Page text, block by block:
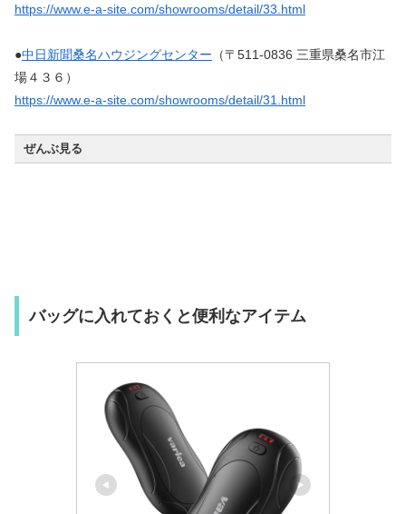
https://www.e-a-site.com/showrooms/detail/33.html
●中日新聞桑名ハウジングセンター （〒511-0836 三重県桑名市江
場４３６）
https://www.e-a-site.com/showrooms/detail/31.html
ぜんぶ見る
バッグに入れておくと便利なアイテム